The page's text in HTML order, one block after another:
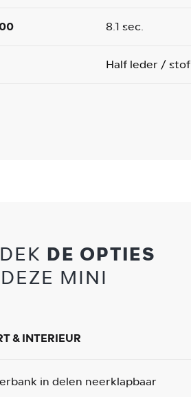
8.1 sec.
Half leder / stof
DE OPTIES
MINI
& INTERIEUR
in delen neerklapbaar